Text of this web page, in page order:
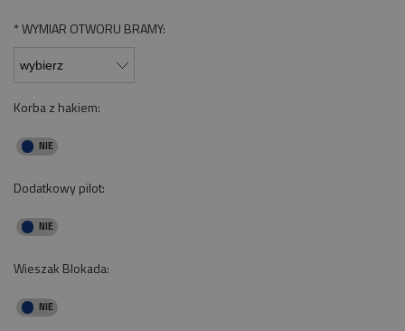
*WYMIAR OTWORU BRAMY:
Korba z hakiem:
Dodatkowy pilot:
Wieszak Blokada: